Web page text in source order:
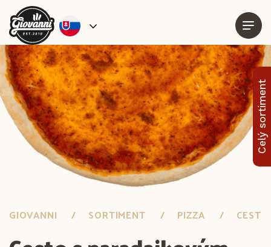
Celý sortiment
GIOVANNI SORTIMENT PIZZA